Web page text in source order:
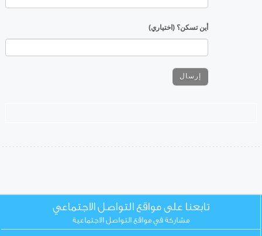
أين تسكن؟ (اختياري)
تابعنا على مواقع التواصل الاجتماعي
مشاركة في مواقع التواصل الاجتماعية